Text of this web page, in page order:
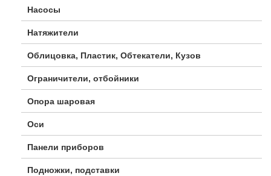
Насосы
Натяжители
Облицовка, Пластик, Обтекатели, Кузов
Ограничители, отбойники
Опора шаровая
Оси
Панели приборов
Подножки, подставки